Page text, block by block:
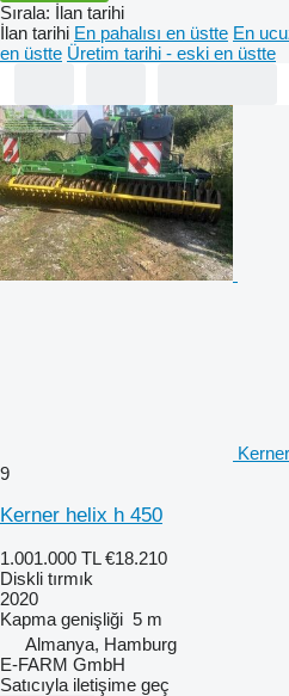
Sırala: İlan tarihi
İlan tarihi En pahalısı en üstte En
en üstte Üretim tarihi - eski en üstte
9
Kerner helix h 450
1.001.000 TL €18.210
Diskli tırmık
2020
Kapma genişliği 5 m
Almanya, Hamburg
E-FARM GmbH
Satıcıyla iletişime geç